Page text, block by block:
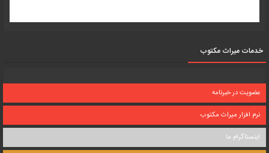
خدمات میراث مکتوب
عضویت در خبرنامه
نرم افزار میراث مکتوب
اینستاگرام ما